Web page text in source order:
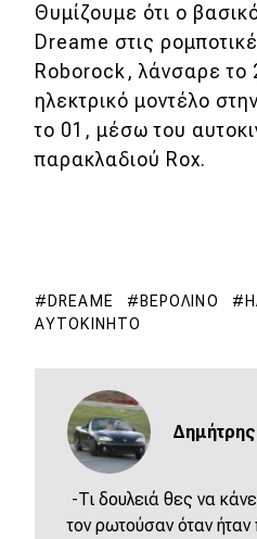
Θυμίζουμε ότι ο
Dreame στις
Roborock, λάνσαρε το
ηλεκτρικό μοντέλο
το 01, μέσω του
παρακλαδιού Rox.
DREAME ΒΕΡΟΛΊΝΟ
ΑΥΤΟΚΊΝΗΤΟ
-Τι δουλειά θες να
τον ρωτούσαν όταν ήταν